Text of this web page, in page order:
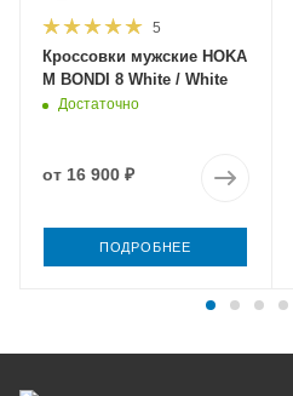
5
Кроссовки мужские HOKA
M BONDI 8 White / White
Достаточно
от 16 900 ₽
ПОДРОБНЕЕ